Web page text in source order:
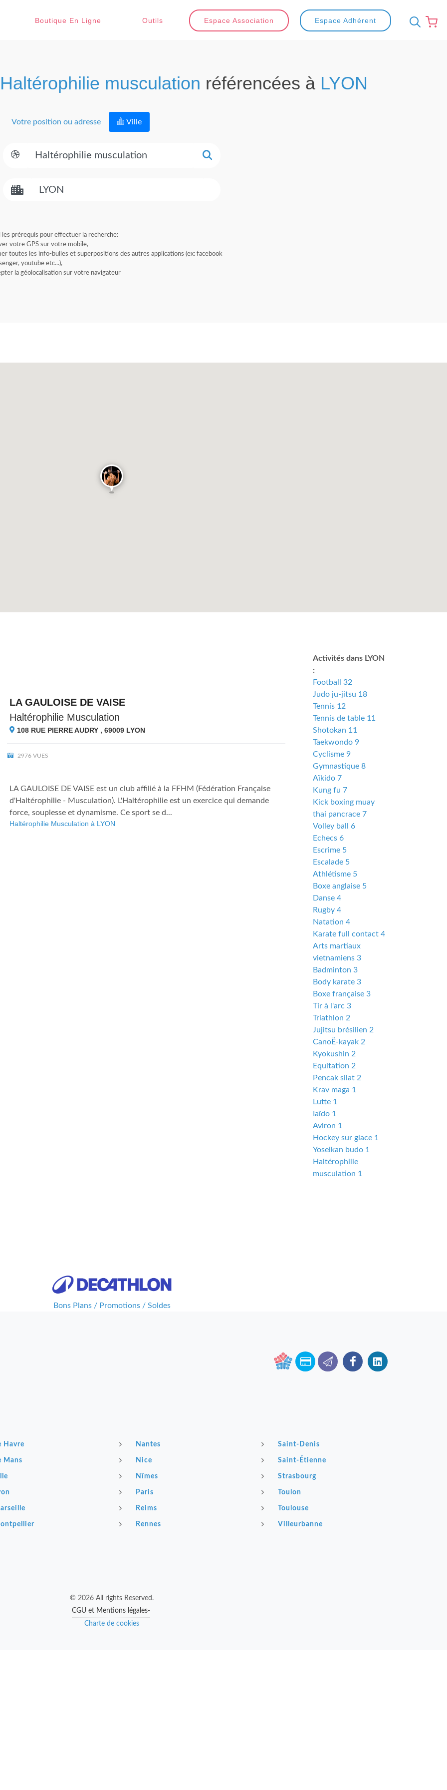
Boutique En Ligne Outils Espace Association Espace Adhérent
Haltérophilie musculation référencées à LYON
Votre position ou adresse Ville
les prérequis pour effectuer la recherche:
votre GPS sur votre mobile,
toutes les info-bulles et superpositions des autres applications (ex: facebook
youtube etc...),
la géolocalisation sur votre navigateur
LA GAULOISE DE VAISE
Haltérophilie Musculation
108 RUE PIERRE AUDRY , 69009 LYON
2976 VUES
LA GAULOISE DE VAISE est un club affilié à la FFHM (Fédération Française
d'Haltérophilie - Musculation). L'Haltérophilie est un exercice qui demande
force, souplesse et dynamisme. Ce sport se d...
Haltérophilie Musculation à LYON
Activités dans LYON
:
Football 32
Judo ju-jitsu 18
Tennis 12
Tennis de table 11
Shotokan 11
Taekwondo 9
Cyclisme 9
Gymnastique 8
Aïkido 7
Kung fu 7
Kick boxing muay
thai pancrace 7
Volley ball 6
Echecs 6
Escrime 5
Escalade 5
Athlétisme 5
Boxe anglaise 5
Danse 4
Rugby 4
Natation 4
Karate full contact 4
Arts martiaux
vietnamiens 3
Badminton 3
Body karate 3
Boxe française 3
Tir à l'arc 3
Triathlon 2
Jujitsu brésilien 2
CanoË-kayak 2
Kyokushin 2
Equitation 2
Pencak silat 2
Krav maga 1
Lutte 1
Iaïdo 1
Aviron 1
Hockey sur glace 1
Yoseikan budo 1
Haltérophilie
musculation 1
Bons Plans / Promotions / Soldes
Havre
Mans
Nantes
Nice
Nîmes
Paris
Reims
Rennes
Saint-Denis
Saint-Étienne
Strasbourg
Toulon
Toulouse
Villeurbanne
© 2026 All rights Reserved.
CGU et Mentions légales-
Charte de cookies